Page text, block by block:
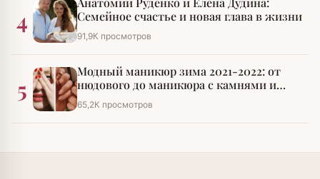
4
Семейное счастье и новая глава в жизни
91,9К просмотров
5
Модный маникюр зима 2021-2022: от
нюдового до маникюра с камнями и
стразами
65,2К просмотров